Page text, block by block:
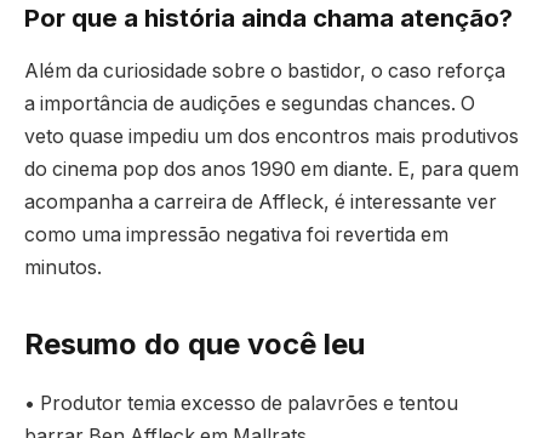
Por que a história ainda chama atenção?
Além da curiosidade sobre o bastidor, o caso reforça
a importância de audições e segundas chances. O
veto quase impediu um dos encontros mais produtivos
do cinema pop dos anos 1990 em diante. E, para quem
acompanha a carreira de Affleck, é interessante ver
como uma impressão negativa foi revertida em
minutos.
Resumo do que você leu
• Produtor temia excesso de palavrões e tentou